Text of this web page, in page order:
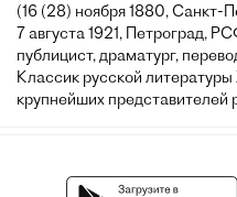
(16 (28) ноября 1880, Санкт-
7 августа 1921, Петроград,
публицист, драматург,
Классик русской литературы
крупнейших представителей